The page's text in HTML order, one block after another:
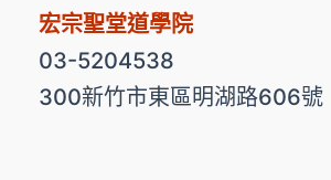
宏宗聖堂道學院
03-5204538
300新竹市東區明湖路606號